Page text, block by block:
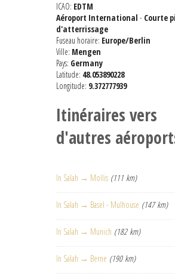
ICAO: EDTM
Aéroport International - Courte
d'atterrissage
Fuseau horaire: Europe/Berlin
Ville: Mengen
Pays: Germany
Latitude: 48.053890228
Longitude: 9.372777939
Itinéraires vers
d'autres
In Salah → Mollis (111 km)
In Salah → Basel - Mulhouse (147 km)
In Salah → Munich (182 km)
In Salah → Berne (190 km)